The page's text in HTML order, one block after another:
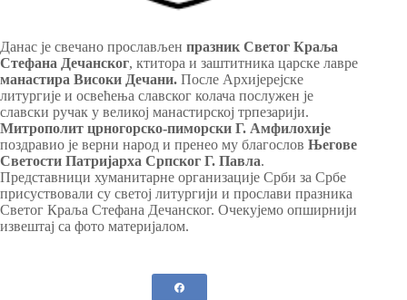
Данас је свечано прослављен празник Светог Краља
Стефана Дечанског, ктитора и заштитника царске лавре
манастира Високи Дечани. После Архијерејске
литургије и освећења славског колача послужен је
славски ручак у великој манастирској трпезарији.
Митрополит црногорско-пиморски Г. Амфилохије
поздравио је верни народ и пренео му благослов Његове
Светости Патријарха Српског Г. Павла.
Представници хуманитарне организације Срби за Србе
присуствовали су светој литургији и прослави празника
Светог Краља Стефана Дечанског. Очекујемо опширнији
извештај са фото материјалом.